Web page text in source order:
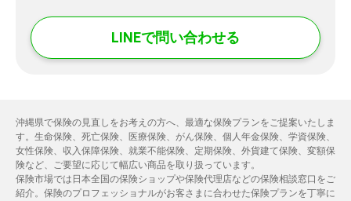
LINEで問い合わせる
沖縄県で保険の見直しをお考えの方へ、最適な保険プランをご提案いたしま
す。生命保険、死亡保険、医療保険、がん保険、個人年金保険、学資保険、
女性保険、収入保障保険、就業不能保険、定期保険、外貨建て保険、変額保
険など、ご要望に応じて幅広い商品を取り扱っています。
保険市場では日本全国の保険ショップや保険代理店などの保険相談窓口をご
紹介。保険のプロフェッショナルがお客さまに合わせた保険プランを丁寧に